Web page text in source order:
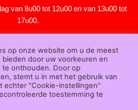
van 8u00 tot 12u00 en van 13u00 tot
17u00.
Over
F.A.Q.|Bestelprocedure|Betaling|
|Dealers|Bedrukken
op onze website om u de meest
bieden door uw voorkeuren en
onthouden. Door op
stemt u in met het gebruik van
echter "Cookie-instellingen"
toestemming te